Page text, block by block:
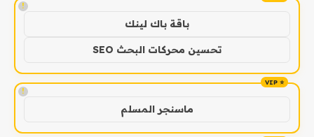
!
باقة باك لينك
تحسين محركات البحث SEO
!
ماسنجر المسلم